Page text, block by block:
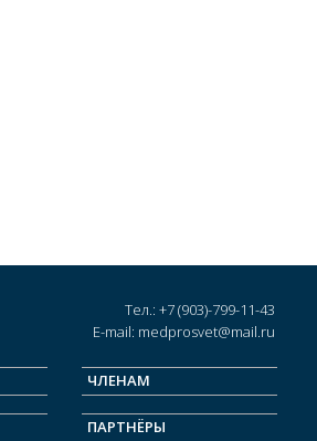
Тел.: +7 (903)-799-11-43
E-mail: medprosvet@mail.ru
ЧЛЕНАМ
ПАРТНЁРЫ